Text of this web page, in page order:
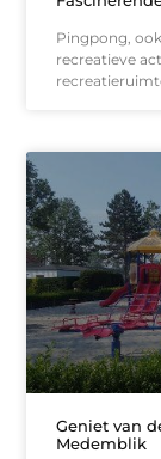
Pingpong,
recreatieve
Geniet van
Medemblik